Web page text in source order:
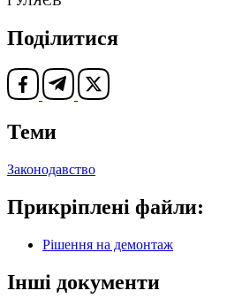
Поділитися
Теми
Законодавство
Прикріплені файли:
Рішення на демонтаж
Інші документи